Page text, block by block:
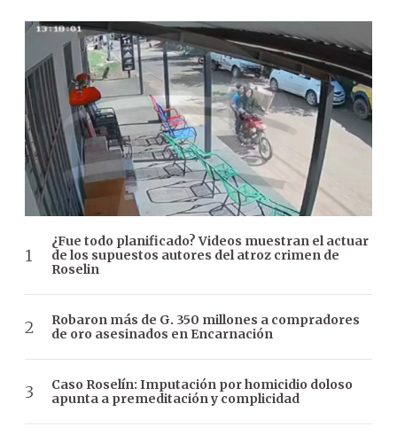
¿Fue todo planificado? Videos muestran el actuar
de los supuestos autores del atroz crimen de
Roselin
Robaron más de G. 350 millones a compradores
de oro asesinados en Encarnación
Caso Roselín: Imputación por homicidio doloso
apunta a premeditación y complicidad